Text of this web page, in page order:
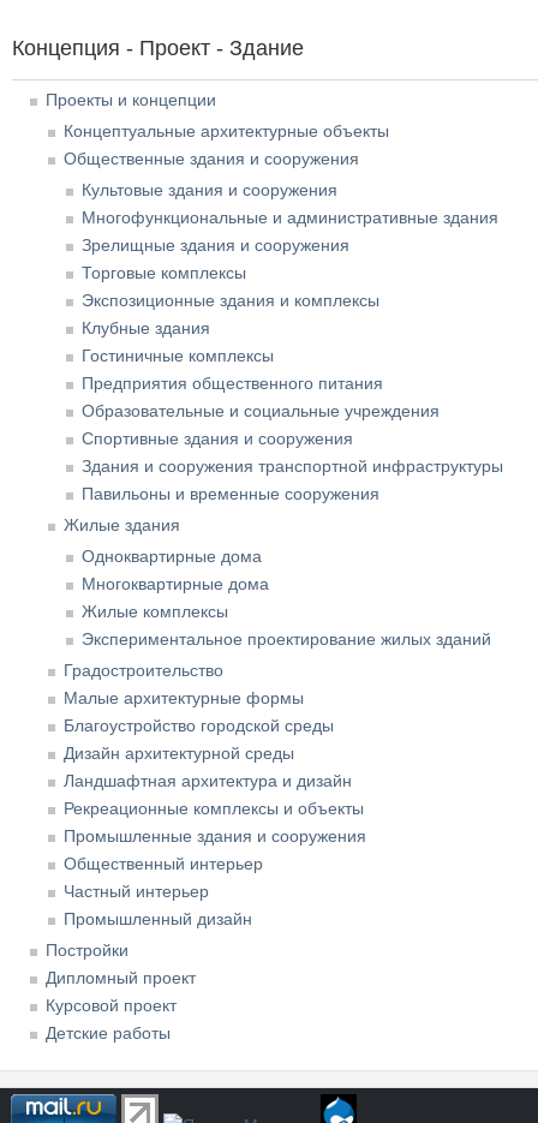
Концепция - Проект - Здание
Проекты и концепции
Концептуальные архитектурные объекты
Общественные здания и сооружения
Культовые здания и сооружения
Многофункциональные и административные здания
Зрелищные здания и сооружения
Торговые комплексы
Экспозиционные здания и комплексы
Клубные здания
Гостиничные комплексы
Предприятия общественного питания
Образовательные и социальные учреждения
Спортивные здания и сооружения
Здания и сооружения транспортной инфраструктуры
Павильоны и временные сооружения
Жилые здания
Одноквартирные дома
Многоквартирные дома
Жилые комплексы
Экспериментальное проектирование жилых зданий
Градостроительство
Малые архитектурные формы
Благоустройство городской среды
Дизайн архитектурной среды
Ландшафтная архитектура и дизайн
Рекреационные комплексы и объекты
Промышленные здания и сооружения
Общественный интерьер
Частный интерьер
Промышленный дизайн
Постройки
Дипломный проект
Курсовой проект
Детские работы